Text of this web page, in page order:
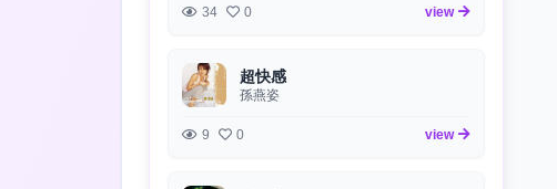
34 0 view
超快感
孫燕姿
9 0 view